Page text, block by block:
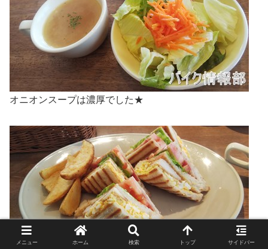
オニオンスープは濃厚でした★
メニュー ホーム 検索 トップ サイドバー